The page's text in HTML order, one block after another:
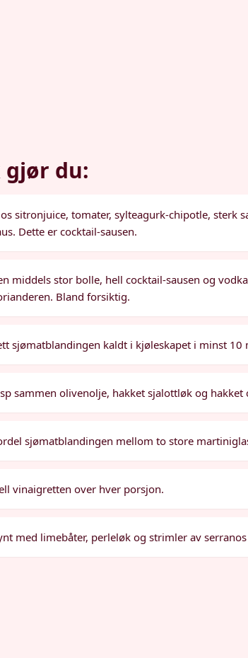
gjør du:
sitronjuice, tomater, sylteagurk-chipotle, sterk
Dette er cocktail-sausen.
middels stor bolle, hell cocktail-sausen og
Bland forsiktig.
sjømatblandingen kaldt i kjøleskapet i minst 10
sammen olivenolje, hakket sjalottløk og
sjømatblandingen mellom to store
vinaigretten over hver porsjon.
med limebåter, perleløk og strimler av